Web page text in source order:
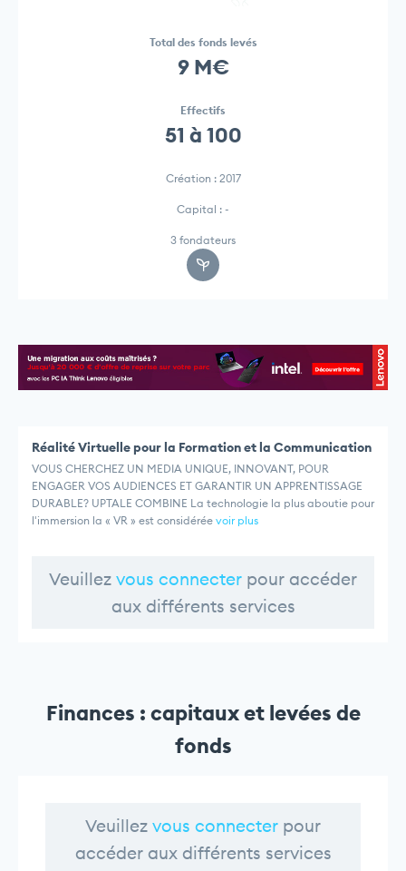
Total des fonds levés
9 M€
Effectifs
51 à 100
Création : 2017
Capital : -
3 fondateurs
Réalité Virtuelle pour la Formation et la Communication
VOUS CHERCHEZ UN MEDIA UNIQUE, INNOVANT, POUR
ENGAGER VOS AUDIENCES ET GARANTIR UN APPRENTISSAGE
DURABLE? UPTALE COMBINE La technologie la plus aboutie pour
l'immersion la « VR » est considérée voir plus
Veuillez vous connecter pour accéder
aux différents services
Finances : capitaux et levées de
fonds
Veuillez vous connecter pour
accéder aux différents services